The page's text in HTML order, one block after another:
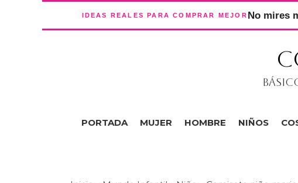
IDEAS REALES PARA COMPRAR MEJOR No mires
PORTADA MUJER HOMBRE NIÑOS